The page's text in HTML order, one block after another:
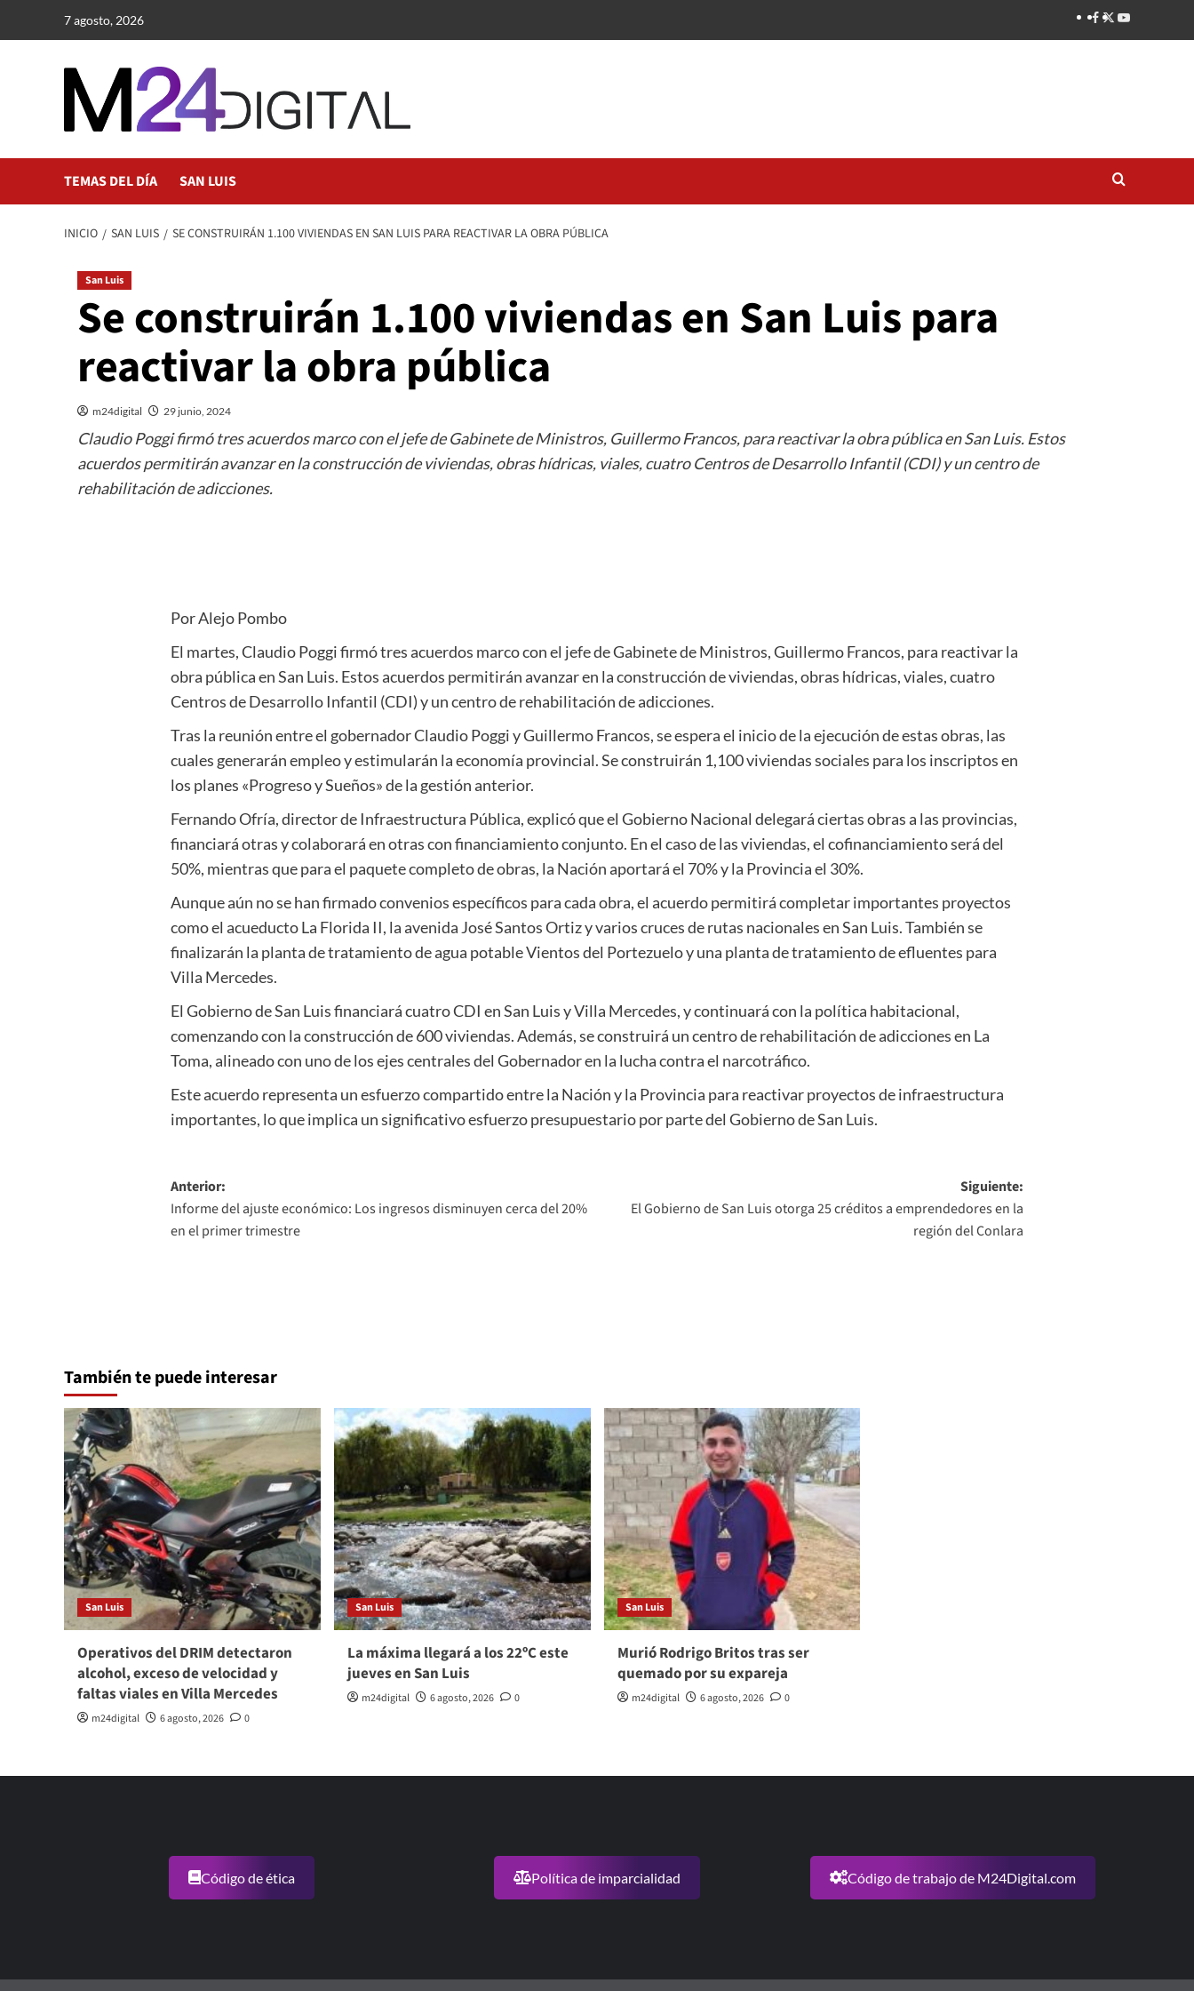
7 agosto, 2026
TEMAS DEL DÍA SAN LUIS
INICIO SAN LUIS SE CONSTRUIRÁN 1.100 VIVIENDAS EN SAN LUIS PARA REACTIVAR LA OBRA PÚBLICA
San Luis
Se construirán 1.100 viviendas en San Luis para
reactivar la obra pública
m24digital 29 junio, 2024
Claudio Poggi firmó tres acuerdos marco con el jefe de Gabinete de Ministros, Guillermo Francos, para reactivar la obra pública en San Luis. Estos
acuerdos permitirán avanzar en la construcción de viviendas, obras hídricas, viales, cuatro Centros de Desarrollo Infantil (CDI) y un centro de
rehabilitación de adicciones.
Por Alejo Pombo
El martes, Claudio Poggi firmó tres acuerdos marco con el jefe de Gabinete de Ministros, Guillermo Francos, para reactivar la
obra pública en San Luis. Estos acuerdos permitirán avanzar en la construcción de viviendas, obras hídricas, viales, cuatro
Centros de Desarrollo Infantil (CDI) y un centro de rehabilitación de adicciones.
Tras la reunión entre el gobernador Claudio Poggi y Guillermo Francos, se espera el inicio de la ejecución de estas obras, las
cuales generarán empleo y estimularán la economía provincial. Se construirán 1,100 viviendas sociales para los inscriptos en
los planes «Progreso y Sueños» de la gestión anterior.
Fernando Ofría, director de Infraestructura Pública, explicó que el Gobierno Nacional delegará ciertas obras a las provincias,
financiará otras y colaborará en otras con financiamiento conjunto. En el caso de las viviendas, el cofinanciamiento será del
50%, mientras que para el paquete completo de obras, la Nación aportará el 70% y la Provincia el 30%.
Aunque aún no se han firmado convenios específicos para cada obra, el acuerdo permitirá completar importantes proyectos
como el acueducto La Florida II, la avenida José Santos Ortiz y varios cruces de rutas nacionales en San Luis. También se
finalizarán la planta de tratamiento de agua potable Vientos del Portezuelo y una planta de tratamiento de efluentes para
Villa Mercedes.
El Gobierno de San Luis financiará cuatro CDI en San Luis y Villa Mercedes, y continuará con la política habitacional,
comenzando con la construcción de 600 viviendas. Además, se construirá un centro de rehabilitación de adicciones en La
Toma, alineado con uno de los ejes centrales del Gobernador en la lucha contra el narcotráfico.
Este acuerdo representa un esfuerzo compartido entre la Nación y la Provincia para reactivar proyectos de infraestructura
importantes, lo que implica un significativo esfuerzo presupuestario por parte del Gobierno de San Luis.
Navegación
de
entradas
Anterior:
Informe del ajuste económico: Los ingresos disminuyen cerca del 20%
en el primer trimestre
Siguiente:
El Gobierno de San Luis otorga 25 créditos a emprendedores en la
región del Conlara
También te puede interesar
San Luis
Operativos del DRIM detectaron
alcohol, exceso de velocidad y
faltas viales en Villa Mercedes
m24digital 6 agosto, 2026 0
San Luis
La máxima llegará a los 22ºC este
jueves en San Luis
m24digital 6 agosto, 2026 0
San Luis
Murió Rodrigo Britos tras ser
quemado por su expareja
m24digital 6 agosto, 2026 0
Código de ética Política de imparcialidad Código de trabajo de M24Digital.com